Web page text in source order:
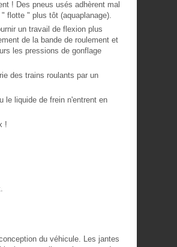
! Des pneus usés adhèrent mal
flotte " plus tôt (aquaplanage).
un travail de flexion plus
de la bande de roulement et
les pressions de gonflage
des trains roulants par un
le liquide de frein n'entrent en
!
du véhicule. Les jantes